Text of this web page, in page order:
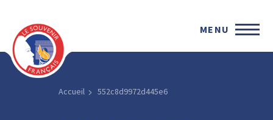
MENU
Accueil 552c8d9972d445e6